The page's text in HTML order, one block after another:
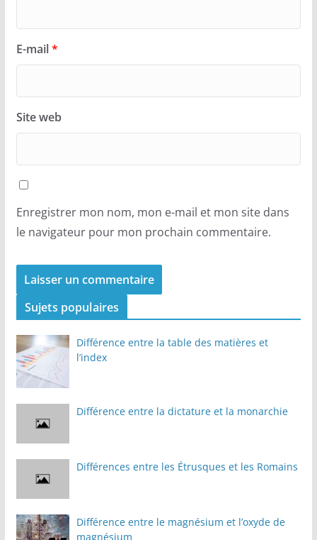
E-mail*
Site web
Enregistrer mon nom, mon e-mail et mon site dans
le navigateur pour mon prochain commentaire.
Sujets populaires
Différence entre la table des matières et
l’index
Différence entre la dictature et la monarchie
Différences entre les Étrusques et les Romains
Différence entre le magnésium et l’oxyde de
magnésium